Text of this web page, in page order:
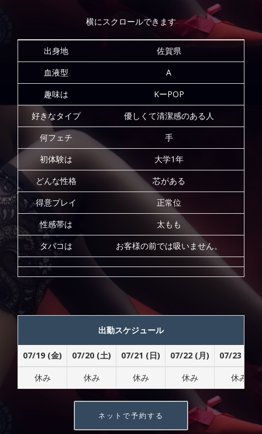
横にスクロールできます
出身地
佐賀県
血液型
A
趣味は
KーPOP
好きなタイプ
優しくて清潔感のある人
何フェチ
手
初体験は
大学1年
どんな性格
芯がある
得意プレイ
正常位
性感帯は
太もも
タバコは
お客様の前では吸いません。
出勤スケジュール
07/19 (金) 07/20 (土) 07/21 (日) 07/22 (月)
07/23 (火)
休み
休み 休み 休み 休み
ネットで予約する